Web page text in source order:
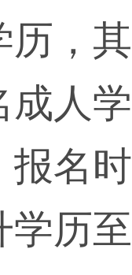
，
人学
报名
历